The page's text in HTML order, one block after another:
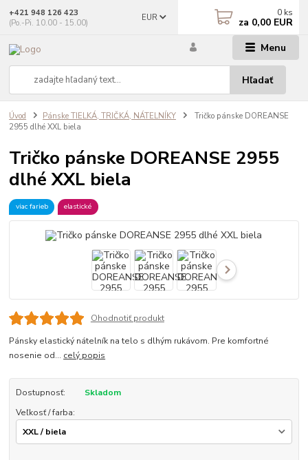
Menu
EUR
Hľadať
+421 948 126 423
(Po.-Pi. 10.00 - 15.00)
0 ks
za 0,00 EUR
Úvod Pánske TIELKÁ, TRIČKÁ, NÁTELNÍKY
Tričko pánske DOREANSE
2955 dlhé XXL biela
Tričko pánske DOREANSE 2955
dlhé XXL biela
viac farieb elastické
Ohodnotiť produkt
Pánsky elastický nátelník na telo s dlhým rukávom. Pre komfortné
nosenie od... celý popis
Dostupnosť:
Skladom
Veľkosť / farba: